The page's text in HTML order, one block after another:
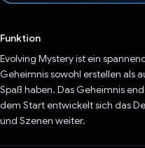
Funktion
Evolving Mystery ist ein
Geheimnis sowohl erstellen als
Spaß haben. Das Geheimnis
dem Start entwickelt sich das
und Szenen weiter.